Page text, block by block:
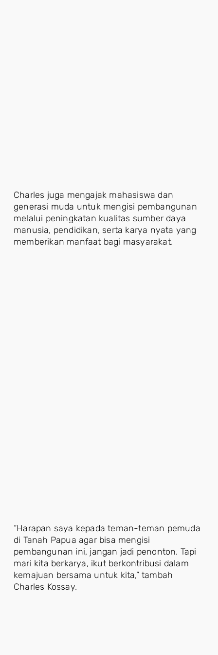
Charles juga mengajak mahasiswa dan
generasi muda untuk mengisi pembangunan
melalui peningkatan kualitas sumber daya
manusia, pendidikan, serta karya nyata yang
memberikan manfaat bagi masyarakat.
“Harapan saya kepada teman-teman pemuda
di Tanah Papua agar bisa mengisi
pembangunan ini, jangan jadi penonton. Tapi
mari kita berkarya, ikut berkontribusi dalam
kemajuan bersama untuk kita,” tambah
Charles Kossay.